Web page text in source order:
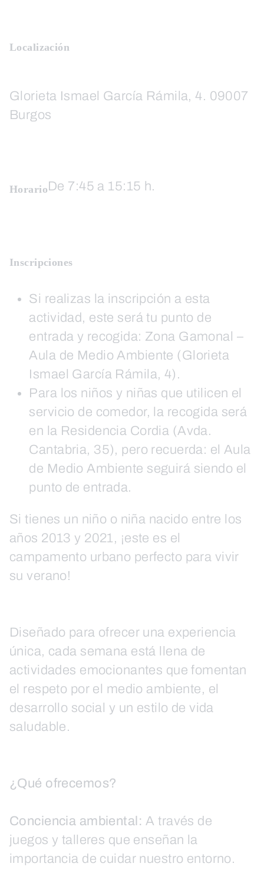
Localización
Glorieta Ismael García Rámila, 4. 09007
Burgos
HorarioDe 7:45 a 15:15 h.
Inscripciones
Si realizas la inscripción a esta
actividad, este será tu punto de
entrada y recogida: Zona Gamonal –
Aula de Medio Ambiente (Glorieta
Ismael García Rámila, 4).
Para los niños y niñas que utilicen el
servicio de comedor, la recogida será
en la Residencia Cordia (Avda.
Cantabria, 35), pero recuerda: el Aula
de Medio Ambiente seguirá siendo el
punto de entrada.
Si tienes un niño o niña nacido entre los
años 2013 y 2021, ¡este es el
campamento urbano perfecto para vivir
su verano!
Diseñado para ofrecer una experiencia
única, cada semana está llena de
actividades emocionantes que fomentan
el respeto por el medio ambiente, el
desarrollo social y un estilo de vida
saludable.
¿Qué ofrecemos?
Conciencia ambiental: A través de
juegos y talleres que enseñan la
importancia de cuidar nuestro entorno.